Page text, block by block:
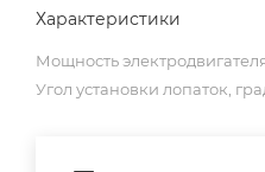
Характеристики
Мощность
Угол установки лопаток,